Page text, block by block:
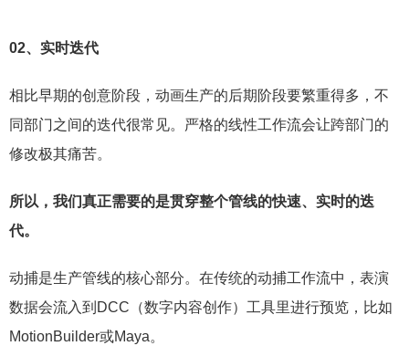
02、 实时迭代
相比早期的创意阶段，动画生产的后期阶段要繁重得多，不
同部门之间的迭代很常见。严格的线性工作流会让跨部门的
修改极其痛苦。
所以，我们真正需要的是贯穿整个管线的快速、实时的迭
代。
动捕是生产管线的核心部分。在传统的动捕工作流中，表演
数据会流入到DCC（数字内容创作）工具里进行预览，比如
MotionBuilder或Maya。